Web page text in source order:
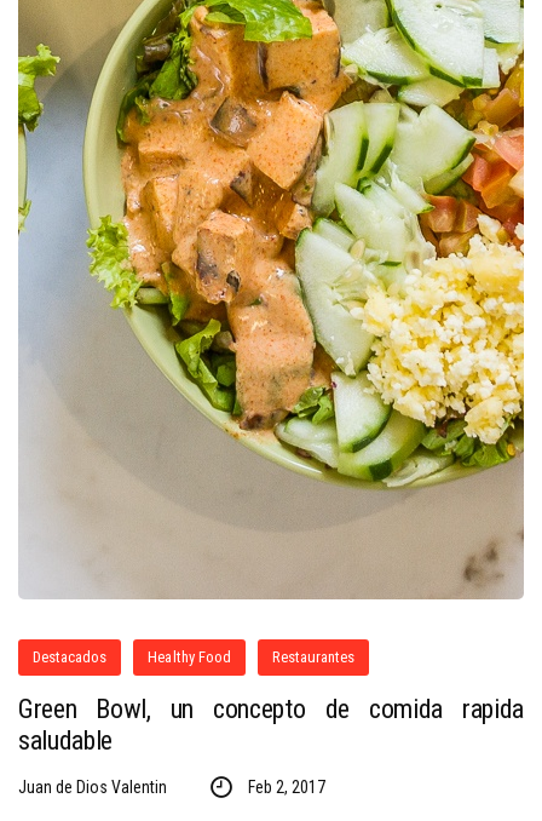
Destacados Healthy Food Restaurantes
Green Bowl, un concepto de comida rapida
saludable
Juan de Dios Valentin Feb 2, 2017